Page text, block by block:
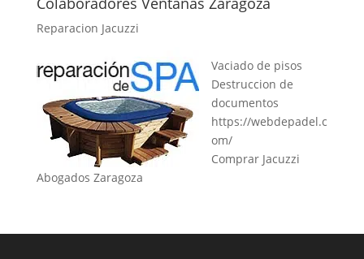
Reparacion Jacuzzi
Vaciado de pisos
Destruccion de
documentos
https://webdepadel.c
om/
Comprar Jacuzzi
Abogados Zaragoza